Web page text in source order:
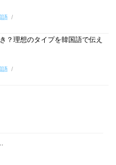
語
？理想のタイプを韓国語で伝え
語